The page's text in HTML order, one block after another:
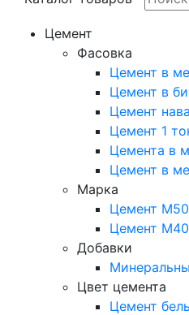
Цемент
Фасовка
Цемент в
Цемент в
Цемент
Цемент 1
Цемента в
Цемент в
Марка
Цемент
Цемент
Добавки
Цвет цемента
Цемент